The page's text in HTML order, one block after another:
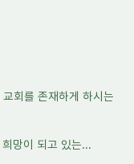
회를 존재하게 하시는
망이 되고 있는...